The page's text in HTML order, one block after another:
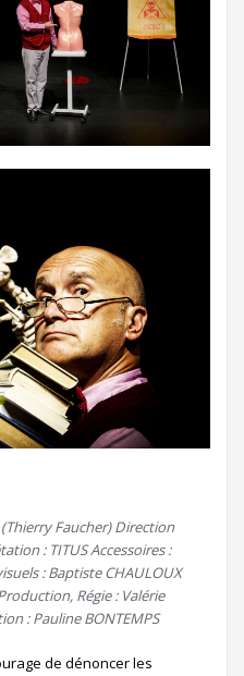
Faucher) Direction
: TITUS Accessoires :
: Baptiste CHAULOUX
Régie : Valérie
: Pauline BONTEMPS
de dénoncer les